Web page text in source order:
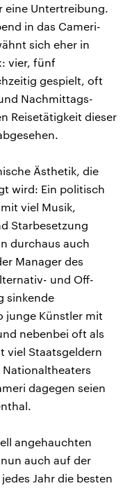
eine Untertreibung.
in das Cameri-
sich eher in
vier, fünf
gespielt, oft
Nachmittags-
Reisetätigkeit dieser
Ästhetik, die
wird: Ein politisch
viel Musik,
Starbesetzung
durchaus auch
Manager des
und Off-
sinkende
junge Künstler mit
nebenbei oft als
viel Staatsgeldern
dagegen seien
angehauchten
auch auf der
Jahr die besten